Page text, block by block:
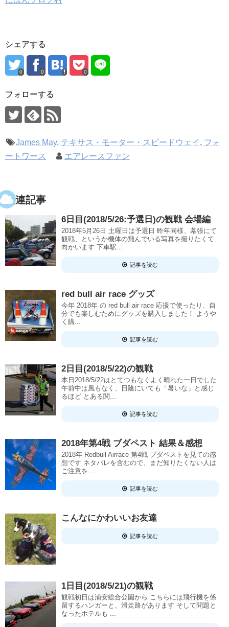
シェアする
0 0 0
フォローする
James May, テキサス・モーター・スピードウェイ , フォ
ートワース
エアレースファン
関連記事
6日目(2018/5/26:予選日)の観戦 会場編
2018年5月26日 土曜日は予選日 昨年同様、幕張にて
観戦、というか機体の飛んでいる写真を撮りたくて
向かいます 下車駅...
記事を読む
red bull air race グッズ
今年 2018年 の red bull air race 応援で使ったり、自
分でも楽しむためにグッズを購入しました！ ようや
く購...
記事を読む
2日目(2018/5/22)の観戦
本日2018/5/22はとてつもなくよく晴れた一日でした
午前中は風もなく、日陰にいても「暑いな」と感じ
るほど とある関...
記事を読む
2018年第4戦 ブダペスト 結果＆感想
2018年 Redbull Airrace 第4戦 ブダペストを見ての感
想です ネタバレを含むので、まだ知りたくない人は
ご注意を ...
記事を読む
こんなにかわいいお友達
記事を読む
1日目(2018/5/21)の観戦
観戦初日は浦安総合公園から こちらには飛行機を係
留するハンガーと、滑走路があります そして問題と
なったホテルも ...